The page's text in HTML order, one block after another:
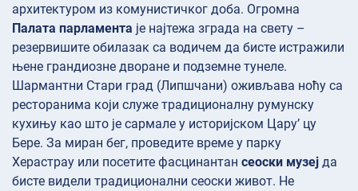
архитектуром из комунистичког доба. Огромна
Палата парламента је најтежа зграда на свету –
резервишите обилазак са водичем да бисте истражили
њене грандиозне дворане и подземне тунеле.
Шармантни Стари град (Липшчани) оживљава ноћу са
ресторанима који служе традиционалну румунску
кухињу као што је сармале у историјском Цару’ цу
Бере. За миран бег, проведите време у парку
Херастрау или посетите фасцинантан сеоски музеј да
бисте видели традиционални сеоски живот. Не